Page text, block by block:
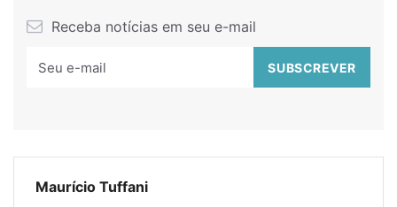
Receba notícias em seu e-mail
Maurício Tuffani